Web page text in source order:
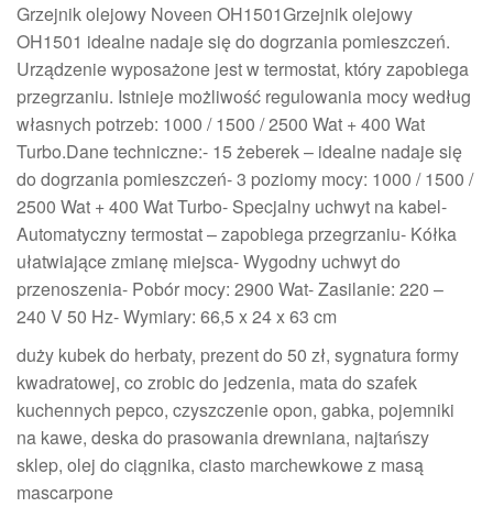
Grzejnik olejowy Noveen OH1501Grzejnik olejowy
OH1501 idealne nadaje się do dogrzania pomieszczeń.
Urządzenie wyposażone jest w termostat, który zapobiega
przegrzaniu. Istnieje możliwość regulowania mocy według
własnych potrzeb: 1000 / 1500 / 2500 Wat + 400 Wat
Turbo.Dane techniczne:- 15 żeberek – idealne nadaje się
do dogrzania pomieszczeń- 3 poziomy mocy: 1000 / 1500 /
2500 Wat + 400 Wat Turbo- Specjalny uchwyt na kabel-
Automatyczny termostat – zapobiega przegrzaniu- Kółka
ułatwiające zmianę miejsca- Wygodny uchwyt do
przenoszenia- Pobór mocy: 2900 Wat- Zasilanie: 220 –
240 V 50 Hz- Wymiary: 66,5 x 24 x 63 cm
duży kubek do herbaty, prezent do 50 zł, sygnatura formy
kwadratowej, co zrobic do jedzenia, mata do szafek
kuchennych pepco, czyszczenie opon, gabka, pojemniki
na kawe, deska do prasowania drewniana, najtańszy
sklep, olej do ciągnika, ciasto marchewkowe z masą
mascarpone